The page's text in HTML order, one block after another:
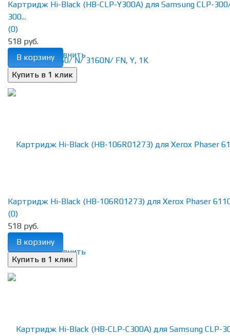
избранное сравнить
Картридж Hi-Black (HB-CLP-Y300A) для Samsung CLP-
300...
(0)
518 руб.
В корзину
избранное сравнить
Картридж Hi-Black (HB-106R01273) для Xerox Phaser
(0)
518 руб.
В корзину